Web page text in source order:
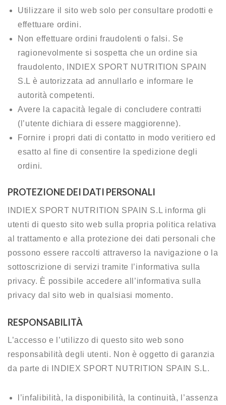
Utilizzare il sito web solo per consultare prodotti e
effettuare ordini.
Non effettuare ordini fraudolenti o falsi. Se
ragionevolmente si sospetta che un ordine sia
fraudolento, INDIEX SPORT NUTRITION SPAIN
S.L è autorizzata ad annullarlo e informare le
autorità competenti.
Avere la capacità legale di concludere contratti
(l’utente dichiara di essere maggiorenne).
Fornire i propri dati di contatto in modo veritiero ed
esatto al fine di consentire la spedizione degli
ordini.
PROTEZIONE DEI DATI PERSONALI
INDIEX SPORT NUTRITION SPAIN S.L informa gli
utenti di questo sito web sulla propria politica relativa
al trattamento e alla protezione dei dati personali che
possono essere raccolti attraverso la navigazione o la
sottoscrizione di servizi tramite l’informativa sulla
privacy. È possibile accedere all’informativa sulla
privacy dal sito web in qualsiasi momento.
RESPONSABILITÀ
L’accesso e l’utilizzo di questo sito web sono
responsabilità degli utenti. Non è oggetto di garanzia
da parte di INDIEX SPORT NUTRITION SPAIN S.L.
l’infalibilità, la disponibilità, la continuità, l’assenza